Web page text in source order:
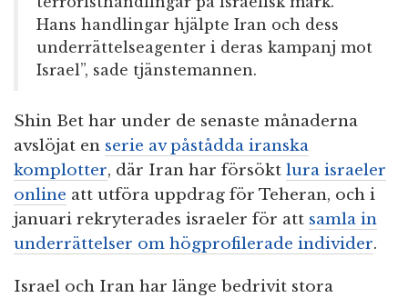
Hans handlingar hjälpte Iran och dess
underrättelseagenter i deras kampanj mot
Israel”, sade tjänstemannen.
Shin Bet har under de senaste månaderna
avslöjat en serie av påstådda iranska
komplotter, där Iran har försökt lura israeler
online att utföra uppdrag för Teheran, och i
januari rekryterades israeler för att samla in
underrättelser om högprofilerade individer.
Israel och Iran har länge bedrivit stora